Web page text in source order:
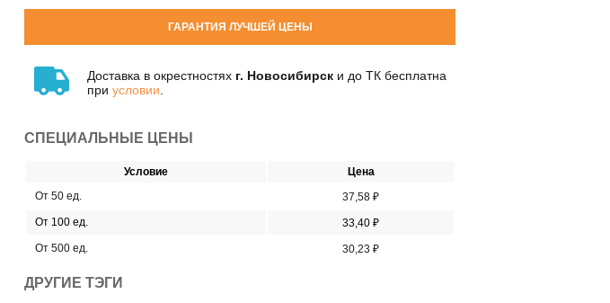
ГАРАНТИЯ ЛУЧШЕЙ ЦЕНЫ
Доставка в окрестностях г. Новосибирск и до ТК бесплатна
при условии
СПЕЦИАЛЬНЫЕ ЦЕНЫ
Условие
Цена
От 50 ед.
37,58 ₽
От 100 ед.
33,40 ₽
От 500 ед.
30,23 ₽
ДРУГИЕ ТЭГИ